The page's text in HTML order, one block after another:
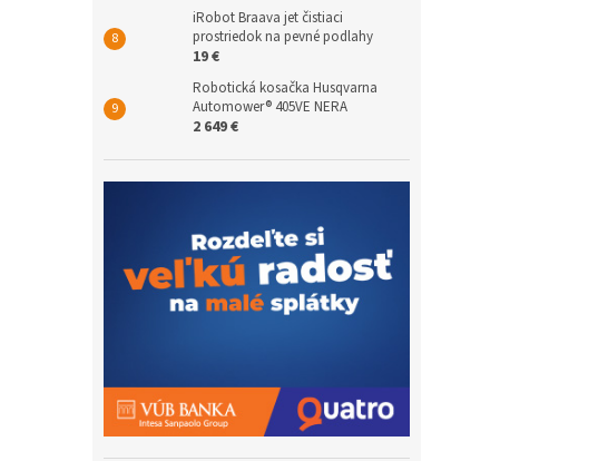
iRobot Braava jet čistiaci
prostriedok na pevné podlahy
19 €
Robotická kosačka Husqvarna
Automower® 405VE NERA
2 649 €